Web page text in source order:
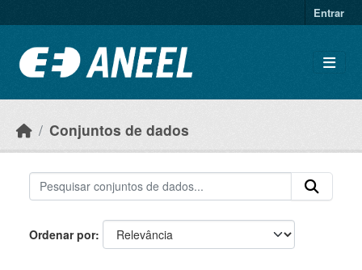
Entrar
Conjuntos de dados
Ordenar por